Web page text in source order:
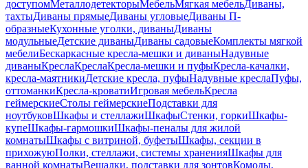
доступомМеталлодетекторыМебельМягкая мебельДиваны,
тахтыДиваны прямыеДиваны угловыеДиваны П-
образныеКухонные уголки, диваныДиваны
модульныеДетские диваныДиваны садовыеКомплекты мягкой
мебелиБескаркасные кресла-мешки и диваныНадувные
диваныКреслаКреслаКресла-мешки и пуфыКресла-качалки,
кресла-маятникиДетские кресла, пуфыНадувные креслаПуфы,
оттоманкиКресла-кроватиИгровая мебельКресла
геймерскиеСтолы геймерскиеПодставки для
ноутбуковШкафы и стеллажиШкафыСтенки, горкиШкафы-
купеШкафы-гармошкиШкафы-пеналы для жилой
комнатыШкафы с витриной, буфетыШкафы, секции в
прихожуюПолки, стеллажи, системы храненияШкафы для
ванной комнатыВешалки, подставки для зонтовКомоды,